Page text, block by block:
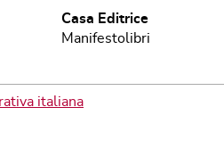
Casa Editrice
Manifestolibri
italiana